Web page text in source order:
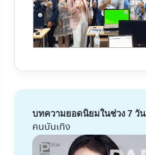
บทความยอดนิยมในช่วง 7 วัน
คนบันเทิง